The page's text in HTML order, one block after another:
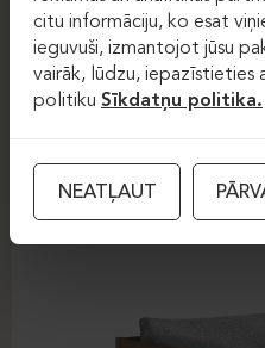
BASTION
citu informāciju, ko esat
ieguvuši, izmantojot jūsu
vairāk, lūdzu, iepazīstieties
politiku Sīkdatņu politika.
NEATĻAUT